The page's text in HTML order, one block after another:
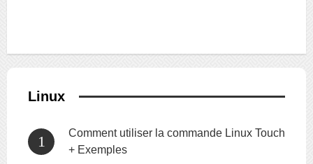
Linux
Comment utiliser la commande Linux Touch
+ Exemples